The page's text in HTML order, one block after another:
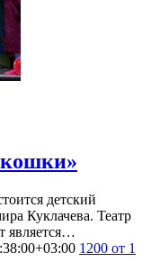
детский
Куклачева. Театр
является…
1200 от 1